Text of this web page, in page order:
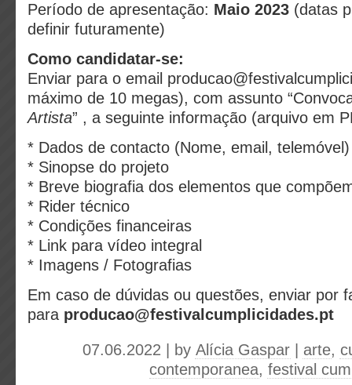
Período de apresentação: Maio 2023 (datas
definir futuramente)
Como candidatar-se:
Enviar para o email
máximo de 10 megas), com assunto
Artista” , a seguinte informação (arquivo em
* Dados de contacto (Nome, email, telemóvel)
* Sinopse do projeto
* Breve biografia dos elementos que
* Rider técnico
* Condições financeiras
* Link para vídeo integral
* Imagens / Fotografias
Em caso de dúvidas ou questões, enviar por
para producao@festivalcumplicidades.pt
07.06.2022 | by Alícia Gaspar arte,
contemporanea, festival